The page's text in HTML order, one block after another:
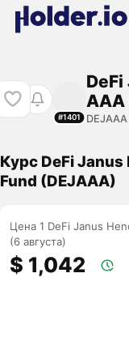
#1401
AAA
DEJAAA
Курс DeFi
Fund (DEJAAA)
Цена 1 DeFi Janus
(6 августа)
$ 1,042